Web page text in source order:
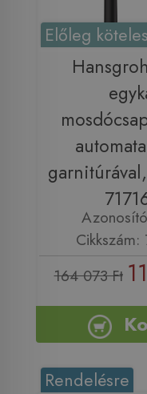
Előleg köteles
164 073 Ft
Rendelésre